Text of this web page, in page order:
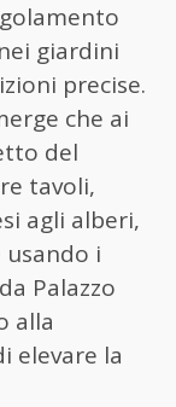
giardini
precise.
che ai
del
tavoli,
agli alberi,
i
Palazzo
alla
elevare la